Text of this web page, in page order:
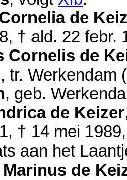
de
, † ald. 22 febr.
Cornelis de
, tr. Werkendam
, geb.
de Keizer
, † 14 mei 1989
aan het
de